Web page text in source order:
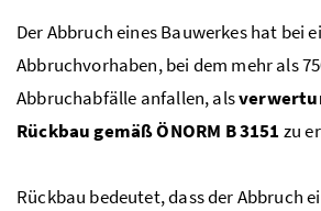
Der Abbruch eines Bauwerkes hat bei
Abbruchvorhaben, bei dem mehr als
Abbruchabfälle anfallen, als
Rückbau gemäßÖNORM B3151 zu
Rückbau bedeutet, dass der Abbruch